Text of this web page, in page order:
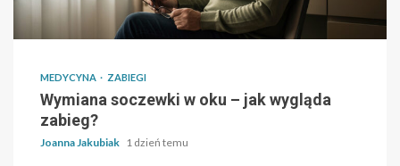
MEDYCYNA ZABIEGI
Wymiana soczewki w oku – jak wygląda
zabieg?
Joanna Jakubiak 1 dzień temu